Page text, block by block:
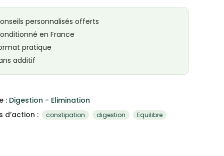
personnalisés offerts
en France
pratique
additif
: Digestion - Elimination
d’action :
constipation digestion
Equilibre